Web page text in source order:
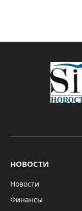
НОВОСТИ
Новости
Финансы